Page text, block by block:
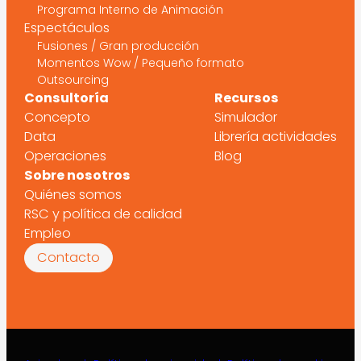
Programa Interno de Animación
Espectáculos
Fusiones / Gran producción
Momentos Wow / Pequeño formato
Outsourcing
Consultoría
Concepto
Data
Operaciones
Recursos
Simulador
Librería actividades
Blog
Sobre nosotros
Quiénes somos
RSC y política de calidad
Empleo
Contacto